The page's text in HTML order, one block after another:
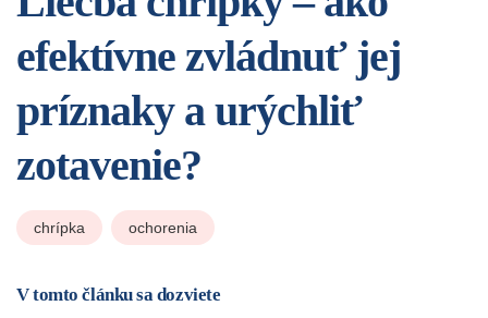
efektívne zvládnuť jej
príznaky a urýchliť
zotavenie?
chrípka ochorenia
V tomto článku sa dozviete